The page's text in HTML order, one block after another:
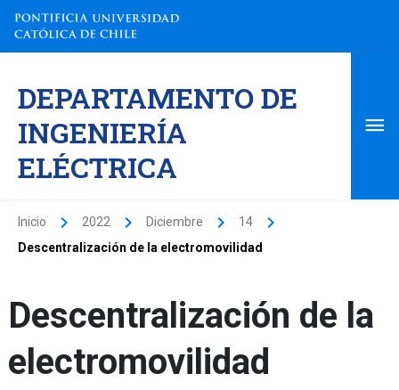
contenido
DEPARTAMENTO DE
INGENIERÍA
ELÉCTRICA
Inicio 2022 Diciembre
14
Descentralización de la electromovilidad
Descentralización de la
electromovilidad